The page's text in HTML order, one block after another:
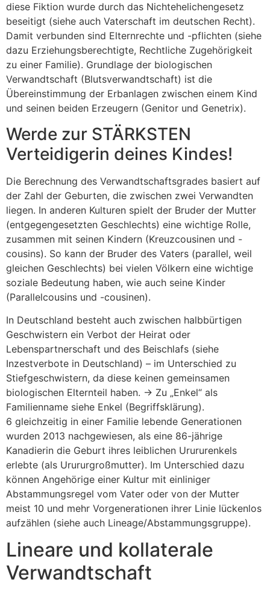
diese Fiktion wurde durch das Nichtehelichengesetz
beseitigt (siehe auch Vaterschaft im deutschen Recht).
Damit verbunden sind Elternrechte und -pflichten (siehe
dazu Erziehungsberechtigte, Rechtliche Zugehörigkeit
zu einer Familie). Grundlage der biologischen
Verwandtschaft (Blutsverwandtschaft) ist die
Übereinstimmung der Erbanlagen zwischen einem Kind
und seinen beiden Erzeugern (Genitor und Genetrix).
Werde zur STÄRKSTEN
Verteidigerin deines Kindes!
Die Berechnung des Verwandtschaftsgrades basiert auf
der Zahl der Geburten, die zwischen zwei Verwandten
liegen. In anderen Kulturen spielt der Bruder der Mutter
(entgegengesetzten Geschlechts) eine wichtige Rolle,
zusammen mit seinen Kindern (Kreuzcousinen und -
cousins). So kann der Bruder des Vaters (parallel, weil
gleichen Geschlechts) bei vielen Völkern eine wichtige
soziale Bedeutung haben, wie auch seine Kinder
(Parallelcousins und -cousinen).
In Deutschland besteht auch zwischen halbbürtigen
Geschwistern ein Verbot der Heirat oder
Lebenspartnerschaft und des Beischlafs (siehe
Inzestverbote in Deutschland) – im Unterschied zu
Stiefgeschwistern, da diese keinen gemeinsamen
biologischen Elternteil haben. → Zu „Enkel“ als
Familienname siehe Enkel (Begriffsklärung).
6 gleichzeitig in einer Familie lebende Generationen
wurden 2013 nachgewiesen, als eine 86-jährige
Kanadierin die Geburt ihres leiblichen Urururenkels
erlebte (als Urururgroßmutter). Im Unterschied dazu
können Angehörige einer Kultur mit einliniger
Abstammungsregel vom Vater oder von der Mutter
meist 10 und mehr Vorgenerationen ihrer Linie lückenlos
aufzählen (siehe auch Lineage/Abstammungsgruppe).
Lineare und kollaterale
Verwandtschaft